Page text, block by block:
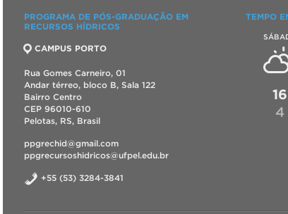
PROGRAMA DE PÓS-GRADUAÇÃO EM
RECURSOS HÍDRICOS
CAMPUS PORTO
Rua Gomes Carneiro, 01
Andar térreo, bloco B, Sala 122
Bairro Centro
CEP 96010-610
Pelotas, RS, Brasil
ppgrechid@gmail.com
ppgrecursoshidricos@ufpel.edu.br
+55 (53) 3284-3841
TEMPO
16
4